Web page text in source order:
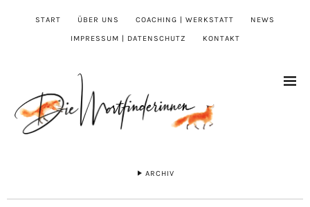
START ÜBER UNS COACHING | WERKSTATT NEWS
IMPRESSUM | DATENSCHUTZ KONTAKT
ARCHIV